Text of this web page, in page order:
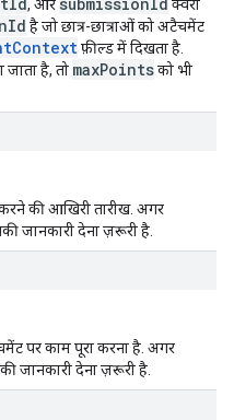
, और
क्वेरी
है जो छात्र-छात्राओं को अटैचमेंट
फ़ील्ड में दिखता है.
है, तो maxPointsको भी
की आखिरी तारीख. अगर
जानकारी देना ज़रूरी है.
पर काम पूरा करना है. अगर
जानकारी देना ज़रूरी है.